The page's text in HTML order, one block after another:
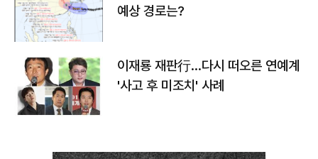
예상 경로는?
이재룡 재판行…다시 떠오른 연예계
'사고 후 미조치' 사례